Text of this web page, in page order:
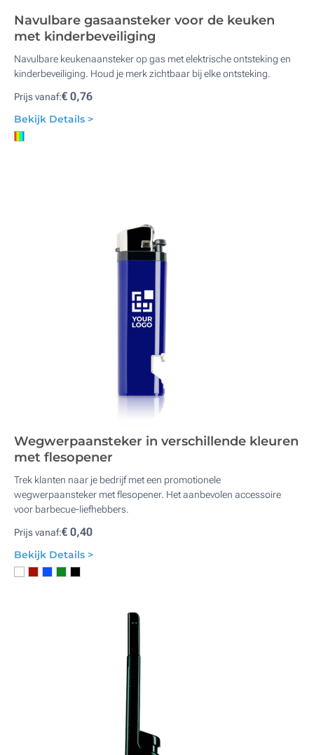
Navulbare gasaansteker voor de keuken
met kinderbeveiliging
Navulbare keukenaansteker op gas met elektrische ontsteking en
kinderbeveiliging. Houd je merk zichtbaar bij elke ontsteking.
Prijs vanaf:€ 0,76
Bekijk Details >
Wegwerpaansteker in verschillende kleuren
met flesopener
Trek klanten naar je bedrijf met een promotionele
wegwerpaansteker met flesopener. Het aanbevolen accessoire
voor barbecue-liefhebbers.
Prijs vanaf:€ 0,40
Bekijk Details >